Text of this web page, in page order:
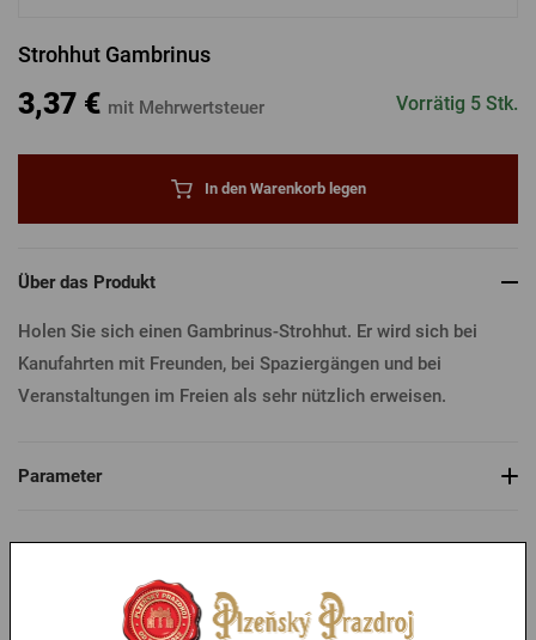
Strohhut Gambrinus
3,37 € mit Mehrwertsteuer Vorrätig 5 Stk.
In den Warenkorb legen
Über das Produkt
Holen Sie sich einen Gambrinus-Strohhut. Er wird sich bei
Kanufahrten mit Freunden, bei Spaziergängen und bei
Veranstaltungen im Freien als sehr nützlich erweisen.
Parameter